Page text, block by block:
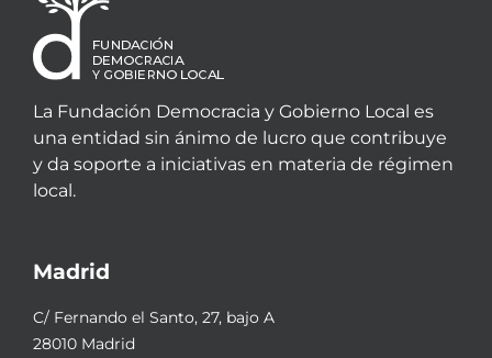
La Fundación Democracia y Gobierno Local es
una entidad sin ánimo de lucro que contribuye
y da soporte a iniciativas en materia de régimen
local.
Madrid
C/ Fernando el Santo, 27, bajo A
28010 Madrid